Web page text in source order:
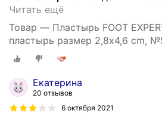
Читать ещё
Товар — Пластырь FOOT
пластырь размер 2,8х4,6 cm,
Екатерина
20 отзывов
6 октября 2021